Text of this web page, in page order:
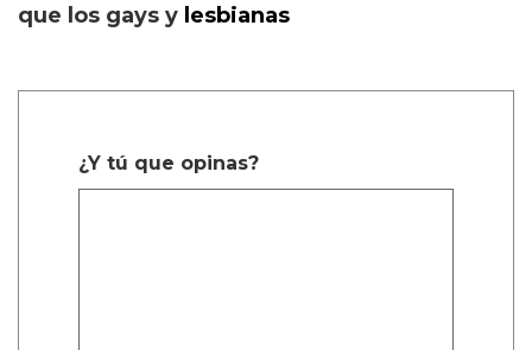
que los gays y lesbianas
¿Y tú que opinas?